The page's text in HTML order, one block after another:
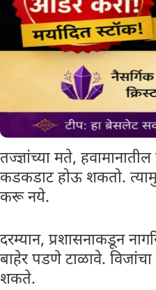
तज्ज्ञांच्या मते,
कडकडाट होऊ शकतो.
करू नये.
दरम्यान, प्रशासनाकडून
बाहेर पडणे टाळावे.
शकते.